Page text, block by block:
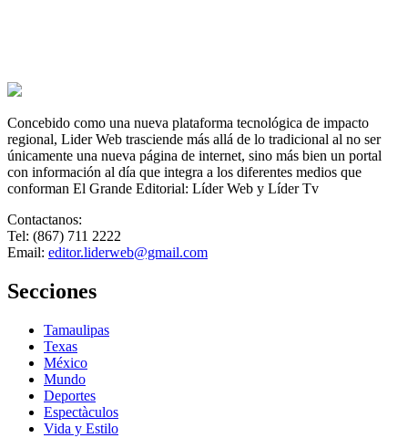
Concebido como una nueva plataforma tecnológica de impacto
regional, Lider Web trasciende más allá de lo tradicional al no ser
únicamente una nueva página de internet, sino más bien un portal
con información al día que integra a los diferentes medios que
conforman El Grande Editorial: Líder Web y Líder Tv
Contactanos:
Tel: (867) 711 2222
Email: editor.liderweb@gmail.com
Secciones
Tamaulipas
Texas
México
Mundo
Deportes
Espectàculos
Vida y Estilo